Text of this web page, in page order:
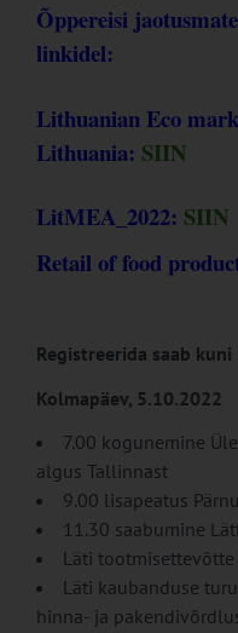
Õppereisi
linkidel:
Lithuanian Eco
Lithuania: SIIN
LitMEA_2022: SIIN
Retail of food
Registreerida saab
Kolmapäev, 5.10.2022
7.00 kogunemine
algus Tallinnast
9.00 lisapeatus
11.30 saabumine
Läti
Läti kaubanduse
hinna- ja